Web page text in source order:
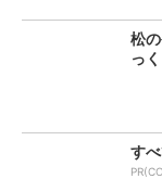
松
っ
す